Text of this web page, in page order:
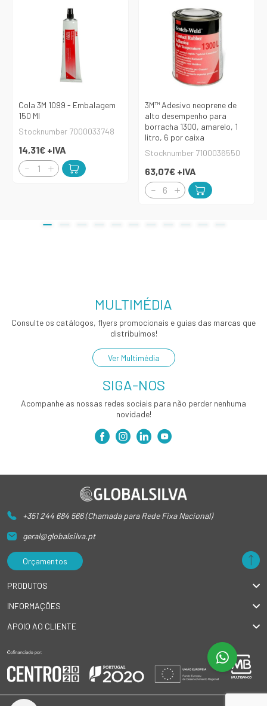
Cola 3M 1099 - Embalagem
150 Ml
Stocknumber 7000033748
14,31€ +IVA
3M™ Adesivo neoprene de
alto desempenho para
borracha 1300, amarelo, 1
litro, 6 por caixa
Stocknumber 7100036550
63,07€ +IVA
MULTIMÉDIA
Consulte os catálogos, flyers promocionais e guias das marcas que
distribuímos!
Ver Multimédia
SIGA-NOS
Acompanhe as nossas redes sociais para não perder nenhuma
novidade!
+351 244 684 566 (Chamada para Rede Fixa Nacional)
geral@globalsilva.pt
Orçamentos
PRODUTOS
INFORMAÇÕES
APOIO AO CLIENTE